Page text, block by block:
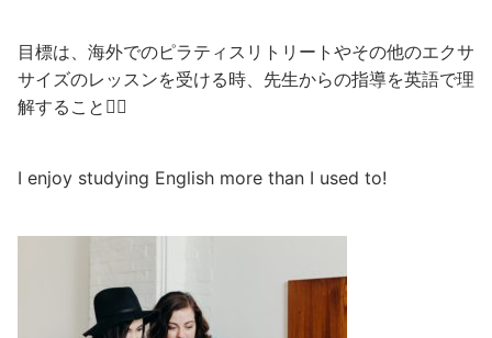
目標は、海外でのピラティスリトリートやその他のエクサ
サイズのレッスンを受ける時、先生からの指導を英語で理
解すること🧏‍♀️
I enjoy studying English more than I used to!